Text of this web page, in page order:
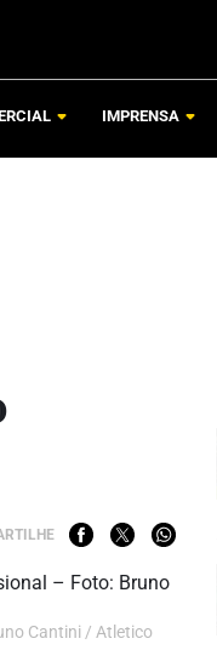
IMPRENSA
Cantini / Atletico